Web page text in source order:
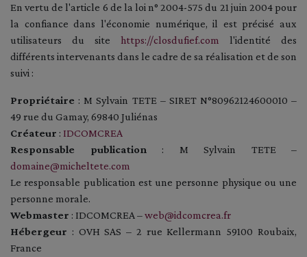
En vertu de l'article 6 de la loi n° 2004-575 du 21 juin 2004 pour
la confiance dans l'économie numérique, il est précisé aux
utilisateurs du site https://closdufief.com
l'identité des
différents intervenants dans le cadre de sa réalisation et de son
suivi :
Propriétaire : M Sylvain TETE – SIRET N°80962124600010 –
49 rue du Gamay, 69840 Juliénas
Créateur : IDCOMCREA
Responsable publication : M Sylvain TETE –
domaine@micheltete.com
Le responsable publication est une personne physique ou une
personne morale.
Webmaster : IDCOMCREA –web@idcomcrea.fr
Hébergeur : OVH SAS – 2 rue Kellermann 59100 Roubaix,
France